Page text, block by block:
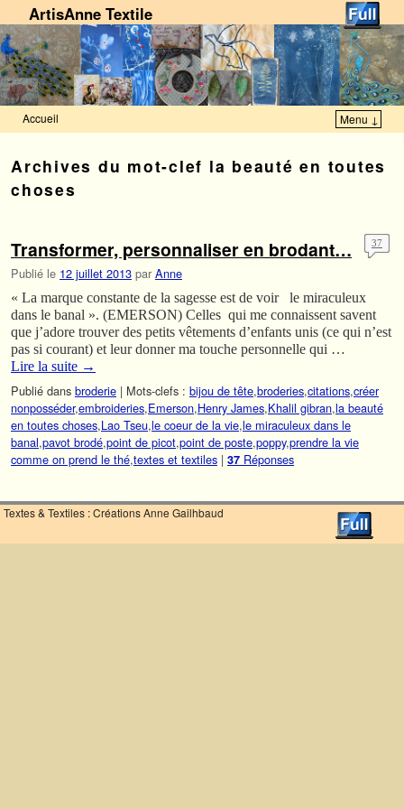
ArtisAnne Textile
Accueil Menu ↓
Archives du mot-clef la beauté en toutes
choses
Transformer, personnaliser en brodant…
Publié le 12 juillet 2013 par Anne
37
« La marque constante de la sagesse est de voir le miraculeux
dans le banal ». (EMERSON) Celles qui me connaissent savent
que j’adore trouver des petits vêtements d’enfants unis (ce qui n’est
pas si courant) et leur donner ma touche personnelle qui …
Lire la suite →
Publié dans broderie | Mots-clefs : bijou de tête,broderies,citations,créer
nonposséder,embroideries,Emerson,Henry James,Khalil gibran,la beauté
en toutes choses,Lao Tseu,le coeur de la vie,le miraculeux dans le
banal,pavot brodé,point de picot,point de poste,poppy,prendre la vie
comme on prend le thé,textes et textiles | 37 Réponses
Textes & Textiles : Créations Anne Gailhbaud